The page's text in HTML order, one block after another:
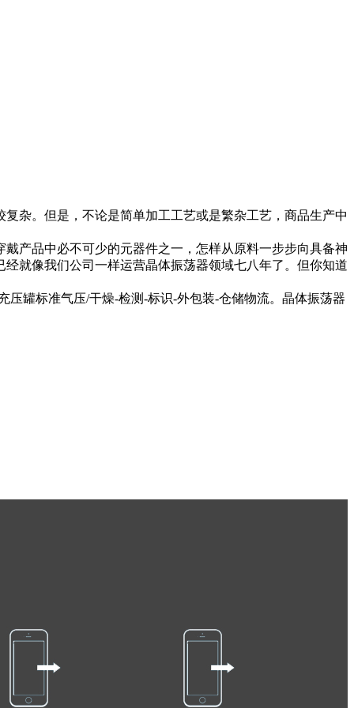
杂。但是，不论是简单加工工艺或是繁杂工艺，商品生产中
产品中必不可少的元器件之一，怎样从原料一步步向具备神
就像我们公司一样运营晶体振荡器领域七八年了。但你知道
罐标准气压/干燥-检测-标识-外包装-仓储物流。晶体振荡器